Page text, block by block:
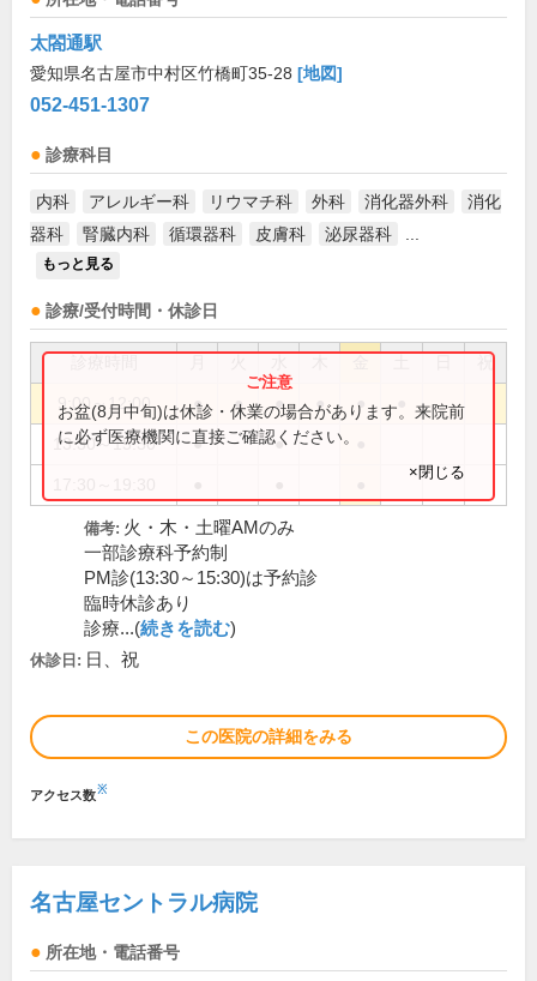
太閤通駅
愛知県名古屋市中村区竹橋町35-28 [地図]
052-451-1307
診療科目
内科 アレルギー科 リウマチ科 外科 消化器外科
消化
器科
腎臓内科 循環器科 皮膚科 泌尿器科
もっと見る
診療/受付時間・休診日
祝
9:00～12:00 ● ● ● ● ●
13:30～15:30 ● ●
お盆(8月中旬)は休診・休業の場合があります。来院前
に必ず医療機関に直接ご確認ください。
×閉じる
備考: 火・木・土曜AMのみ
一部診療科予約制
PM診(13:30～15:30)は予約診
臨時休診あり
診療...(続きを読む)
休診日: 日、祝
この医院の詳細をみる
アクセス数※
名古屋セントラル病院
所在地・電話番号